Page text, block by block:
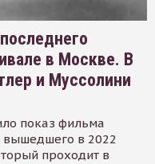
в Москве. В
и Муссолини
показ фильма
вышедшего в 2022
проходит в